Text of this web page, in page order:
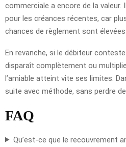
commerciale a encore de la
pour les créances récentes, car
chances de règlement sont élevées.
En revanche, si le débiteur
disparaît complètement ou
l’amiable atteint vite ses limites.
suite avec méthode, sans perdre
FAQ
Qu’est-ce que le recouvrement